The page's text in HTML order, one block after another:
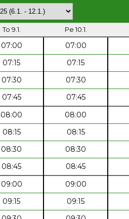
To 9.1. Pe 10.1.
07:00 07:00
07:15 07:15
07:30 07:30
07:45 07:45
08:00 08:00
08:15 08:15
08:30 08:30
08:45 08:45
09:00 09:00
09:15 09:15